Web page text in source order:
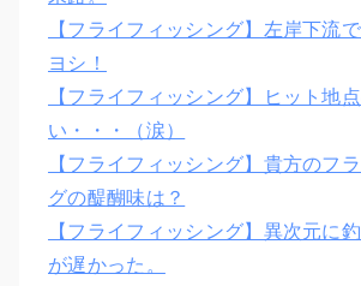
【フライフィッシング】左岸下流
ヨシ！
【フライフィッシング】ヒット地
い・・・（涙）
【フライフィッシング】貴方のフ
グの醍醐味は？
【フライフィッシング】異次元に
が遅かった。